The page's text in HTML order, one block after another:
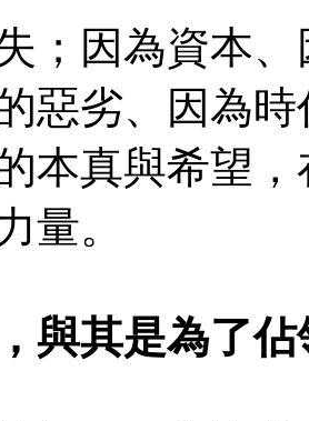
；因為資本
惡劣、因為
本真與希望
量。
與其是為了